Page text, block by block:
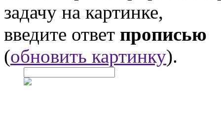
задачу на картинке,
введите ответ прописью
(обновить картинку).